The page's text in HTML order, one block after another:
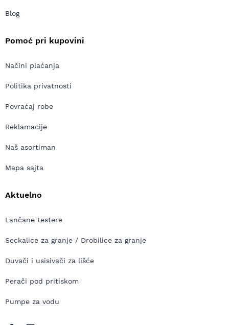
Blog
Pomoć pri kupovini
Načini plaćanja
Politika privatnosti
Povraćaj robe
Reklamacije
Naš asortiman
Mapa sajta
Aktuelno
Lančane testere
Seckalice za granje / Drobilice za granje
Duvači i usisivači za lišće
Perači pod pritiskom
Pumpe za vodu